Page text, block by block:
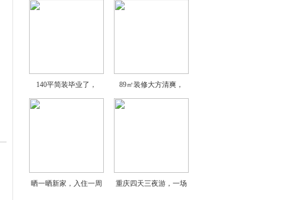
140平简装毕业了， 89㎡装修大方清爽，
晒一晒新家，入住一周 重庆四天三夜游，一场